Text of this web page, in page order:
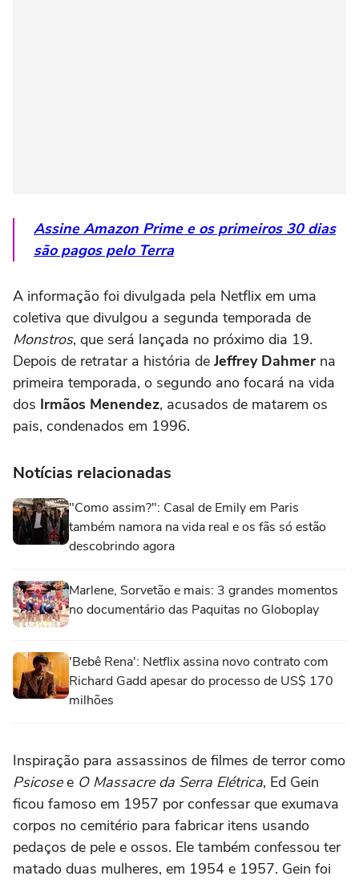
Assine Amazon Prime e os primeiros 30 dias
são pagos pelo Terra
A informação foi divulgada pela Netflix em uma
coletiva que divulgou a segunda temporada de
Monstros, que será lançada no próximo dia 19.
Depois de retratar a história de Jeffrey Dahmer na
primeira temporada, o segundo ano focará na vida
dos Irmãos Menendez, acusados de matarem os
pais, condenados em 1996.
Notícias relacionadas
"Como assim?": Casal de Emily em Paris
também namora na vida real e os fãs só estão
descobrindo agora
Marlene, Sorvetão e mais: 3 grandes momentos
no documentário das Paquitas no Globoplay
'Bebê Rena': Netflix assina novo contrato com
Richard Gadd apesar do processo de US$ 170
milhões
Inspiração para assassinos de filmes de terror como
Psicosee O Massacre da Serra Elétrica, Ed Gein
ficou famoso em 1957 por confessar que exumava
corpos no cemitério para fabricar itens usando
pedaços de pele e ossos. Ele também confessou ter
matado duas mulheres, em 1954 e 1957. Gein foi